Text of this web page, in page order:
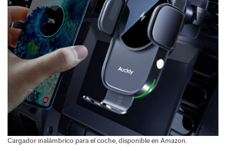
Cargador inalámbrico para el coche, disponible en Amazon.